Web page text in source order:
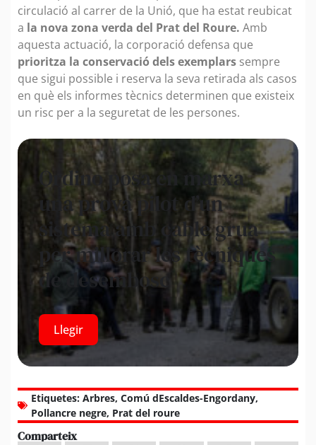
circulació al carrer de la Unió, que ha estat reubicat
a la nova zona verda del Prat del Roure. Amb
aquesta actuació, la corporació defensa que
prioritza la conservació dels exemplars sempre
que sigui possible i reserva la seva retirada als casos
en què els informes tècnics determinen que existeix
un risc per a la seguretat de les persones.
Ordino posa en marxa
una prova pilot d’un
sistema amb cable grua
per millorar les tècniques
de desembosc
Llegir
Etiquetes: Arbres, Comú dEscaldes-Engordany,
Pollancre negre, Prat del roure
Comparteix